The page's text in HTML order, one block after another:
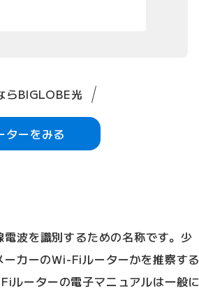
らBIGLOBE光
ターをみる
波を識別するための名称です。少
カーのWi-Fiルーターかを推察する
ルーターの電子マニュアルは一般に